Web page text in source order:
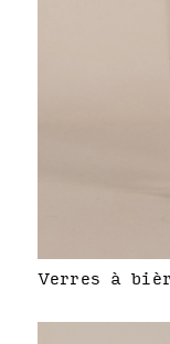
Verres à